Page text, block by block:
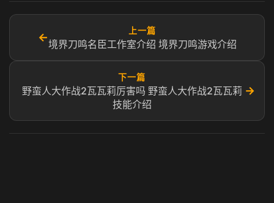
←
上一篇
境界刀鸣名臣工作室介绍 境界刀鸣游戏介绍
下一篇
野蛮人大作战2瓦瓦莉厉害吗 野蛮人大作战2瓦瓦莉
技能介绍
→